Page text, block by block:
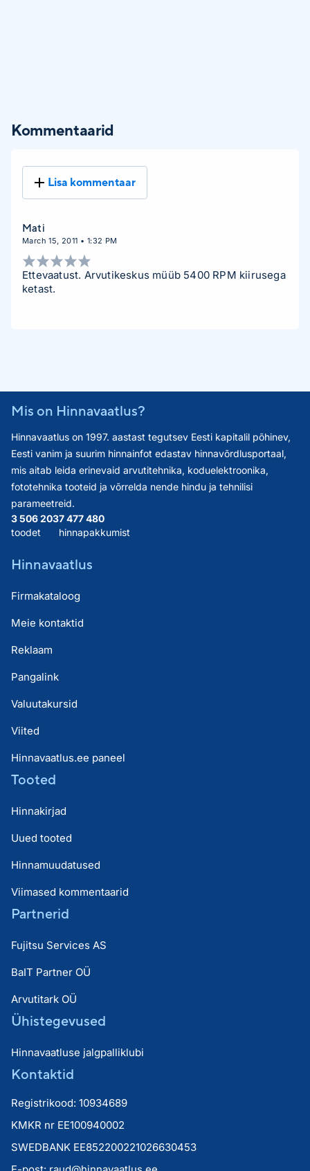
Kommentaarid
Lisa kommentaar
Mati
March 15, 2011 • 1:32 PM
Ettevaatust. Arvutikeskus müüb 5400 RPM kiirusega
ketast.
Mis on Hinnavaatlus?
Hinnavaatlus on 1997. aastast tegutsev Eesti kapitalil põhinev,
Eesti vanim ja suurim hinnainfot edastav hinnavõrdlusportaal,
mis aitab leida erinevaid arvutitehnika, koduelektroonika,
fototehnika tooteid ja võrrelda nende hindu ja tehnilisi
parameetreid.
3 506 203
toodet
7 477 480
hinnapakkumist
Hinnavaatlus
Firmakataloog
Meie kontaktid
Reklaam
Pangalink
Valuutakursid
Viited
Hinnavaatlus.ee paneel
Tooted
Hinnakirjad
Uued tooted
Hinnamuudatused
Viimased kommentaarid
Partnerid
Fujitsu Services AS
BaIT Partner OÜ
Arvutitark OÜ
Ühistegevused
Hinnavaatluse jalgpalliklubi
Kontaktid
Registrikood: 10934689
KMKR nr EE100940002
SWEDBANK EE852200221026630453